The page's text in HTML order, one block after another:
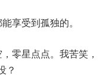
享受到孤独的。
零星点点。我苦笑，
？